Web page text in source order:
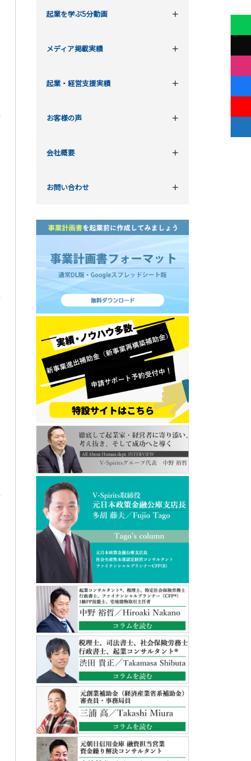
起業を学ぶ5分動画
メディア掲載実績
起業・経営支援実績
お客様の声
会社概要
お問い合わせ